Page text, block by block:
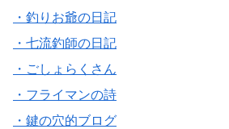
・釣りお爺の日記
・七流釣師の日記
・ごしょらくさん
・フライマンの詩
・鍵の穴的ブログ